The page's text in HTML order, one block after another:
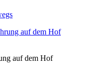
auf dem Hof